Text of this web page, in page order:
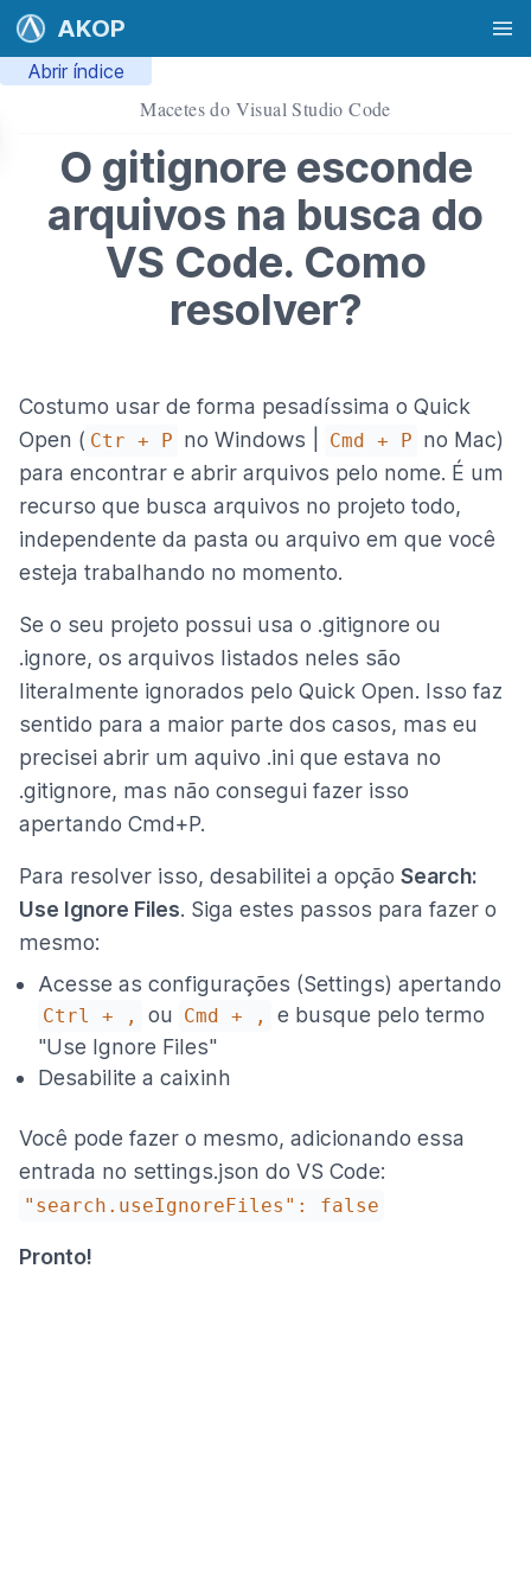
AKOP
Abrir índice
Macetes do Visual Studio Code
O gitignore esconde
arquivos na busca do
VS Code. Como
resolver?
Costumo usar de forma pesadíssima o Quick
Open ( Ctr + P no Windows | Cmd + P no Mac)
para encontrar e abrir arquivos pelo nome. É um
recurso que busca arquivos no projeto todo,
independente da pasta ou arquivo em que você
esteja trabalhando no momento.
Se o seu projeto possui usa o .gitignore ou
.ignore, os arquivos listados neles são
literalmente ignorados pelo Quick Open. Isso faz
sentido para a maior parte dos casos, mas eu
precisei abrir um aquivo .ini que estava no
.gitignore, mas não consegui fazer isso
apertando Cmd+P.
Para resolver isso, desabilitei a opção Search:
Use Ignore Files. Siga estes passos para fazer o
mesmo:
Acesse as configurações (Settings) apertando
Ctrl + , ou Cmd + ,
e busque pelo termo
"Use Ignore Files"
Desabilite a caixinh
Você pode fazer o mesmo, adicionando essa
entrada no settings.json do VS Code:
"search.useIgnoreFiles": false
Pronto!